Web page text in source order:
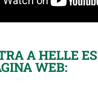
A HELLE
WEB: